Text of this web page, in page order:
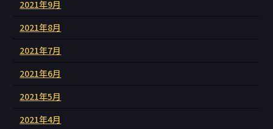
2021年9月
2021年8月
2021年7月
2021年6月
2021年5月
2021年4月